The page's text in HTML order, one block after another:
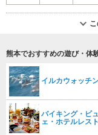
熊本でおすすめの遊び・体
イルカウォッチ
バイキング・ビ
ェ・ホテルレス